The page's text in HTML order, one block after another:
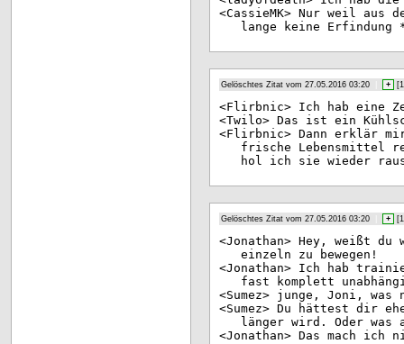
<CassieMK> Nur weil aus
lange keine Erfindung
Gelöschtes Zitat vom 27.05.2016 03:20 + [
<Flirbnic> Ich hab eine
<Twilo> Das ist ein
<Flirbnic> Dann erklär
frische Lebensmittel
hol ich sie wieder raus:
Gelöschtes Zitat vom 27.05.2016 03:20 + [
<Jonathan> Hey, weißt du
einzeln zu bewegen!
<Jonathan> Ich hab
fast komplett
<Sumez> junge, Joni, was
<Sumez> Du hättest dir
länger wird. Oder was
<Jonathan> Das mach ich